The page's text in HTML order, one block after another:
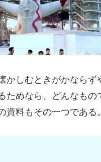
かしむときがかならず
ためなら、どんなも
料もその一つである。